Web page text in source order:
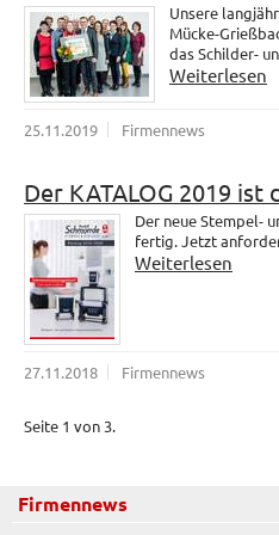
Unsere
Mücke-
das Schilder-
Weiterlesen
25.11.2019 Firmennews
Der KATALOG 2019 ist
Der neue Stempel-
fertig. Jetzt
Weiterlesen
27.11.2018 Firmennews
Seite 1 von 3.
Firmennews